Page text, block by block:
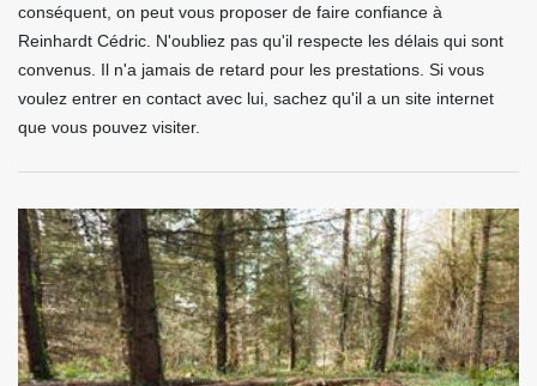
conséquent, on peut vous proposer de faire confiance à
Reinhardt Cédric. N'oubliez pas qu'il respecte les délais qui sont
convenus. Il n'a jamais de retard pour les prestations. Si vous
voulez entrer en contact avec lui, sachez qu'il a un site internet
que vous pouvez visiter.